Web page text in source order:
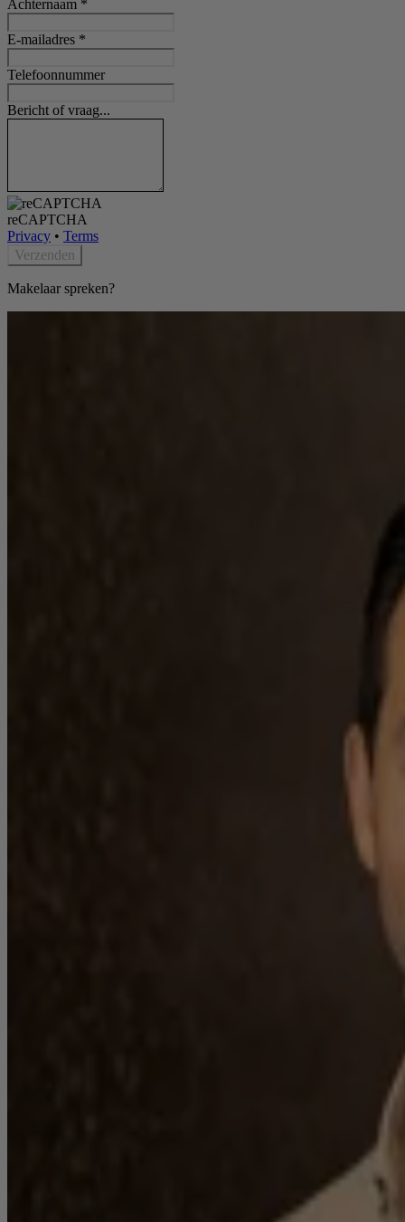
Achternaam *
E-mailadres *
Telefoonnummer
Bericht of vraag...
reCAPTCHA
Privacy • Terms
Verzenden
Makelaar spreken?